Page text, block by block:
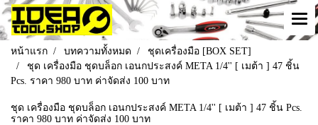
หน้าแรก บทความทั้งหมด
ชุดเครื่องมือ [BOX SET]
ชุด เครื่องมือ ชุดบล็อก เอนกประสงค์ META 1/4'' [ เมต้า ] 47 ชิ้น
Pcs. ราคา 980 บาท ค่าจัดส่ง 100 บาท
ชุด เครื่องมือ ชุดบล็อก เอนกประสงค์ META 1/4'' [ เมต้า ] 47 ชิ้น Pcs.
ราคา 980 บาท ค่าจัดส่ง 100 บาท